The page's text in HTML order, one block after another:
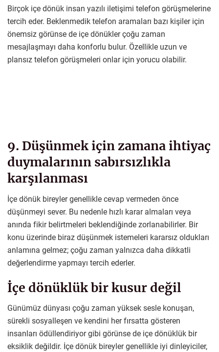
Birçok içe dönük insan yazılı iletişimi telefon görüşmelerine
tercih eder. Beklenmedik telefon aramaları bazı kişiler için
önemsiz görünse de içe dönükler çoğu zaman
mesajlaşmayı daha konforlu bulur. Özellikle uzun ve
plansız telefon görüşmeleri onlar için yorucu olabilir.
9. Düşünmek için zamana ihtiyaç
duymalarının sabırsızlıkla
karşılanması
İçe dönük bireyler genellikle cevap vermeden önce
düşünmeyi sever. Bu nedenle hızlı karar almaları veya
anında fikir belirtmeleri beklendiğinde zorlanabilirler. Bir
konu üzerinde biraz düşünmek istemeleri kararsız oldukları
anlamına gelmez; çoğu zaman yalnızca daha dikkatli
değerlendirme yapmayı tercih ederler.
İçe dönüklük bir kusur değil
Günümüz dünyası çoğu zaman yüksek sesle konuşan,
sürekli sosyalleşen ve kendini her fırsatta gösteren
insanları ödüllendiriyor gibi görünse de içe dönüklük bir
eksiklik değildir. İçe dönük bireyler genellikle iyi dinleyiciler,